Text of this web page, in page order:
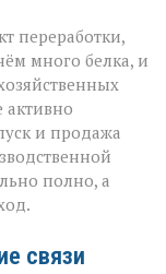
переработки,
много белка, и
активно
и продажа
полно, а
связи